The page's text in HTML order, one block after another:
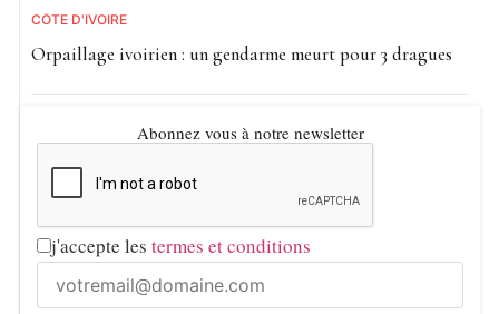
CÔTE D'IVOIRE
Orpaillage ivoirien : un gendarme meurt pour 3 dragues
Abonnez vous à notre newsletter
j'accepte les termes et conditions